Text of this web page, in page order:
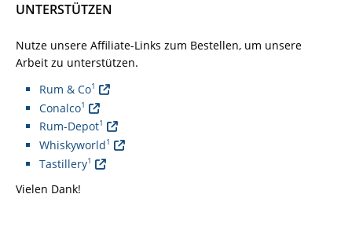
UNTERSTÜTZEN
Nutze unsere Affiliate-Links zum Bestellen, um unsere
Arbeit zu unterstützen.
Rum & Co1
Conalco1
Rum-Depot1
Whiskyworld1
Tastillery1
Vielen Dank!